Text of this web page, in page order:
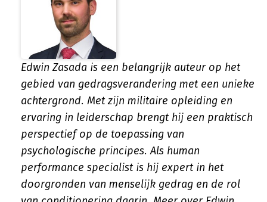
Edwin Zasada is een belangrijk auteur op het
gebied van gedragsverandering met een unieke
achtergrond. Met zijn militaire opleiding en
ervaring in leiderschap brengt hij een praktisch
perspectief op de toepassing van
psychologische principes. Als human
performance specialist is hij expert in het
doorgronden van menselijk gedrag en de rol